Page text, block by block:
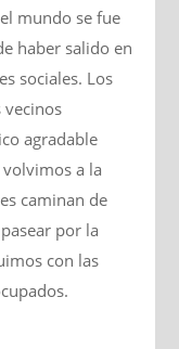
mundo se fue
haber salido en
sociales. Los
agradable
a la
caminan de
por la
con las